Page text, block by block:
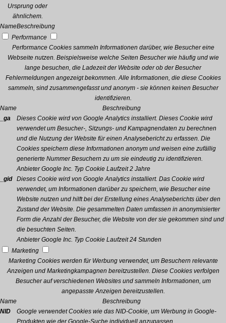
Ursprung oder
ähnlichem.
NameBeschreibung
Performance
Performance Cookies sammeln Informationen darüber, wie Besucher eine
Webseite nutzen. Beispielsweise welche Seiten Besucher wie häufig und wie
lange besuchen, die Ladezeit der Website oder ob der Besucher
Fehlermeldungen angezeigt bekommen. Alle Informationen, die diese Cookies
sammeln, sind zusammengefasst und anonym - sie können keinen Besucher
identifizieren.
Name
Beschreibung
_ga
Dieses Cookie wird von Google Analytics installiert. Dieses Cookie wird
verwendet um Besucher-, Sitzungs- und Kampagnendaten zu berechnen
und die Nutzung der Website für einen Analysebericht zu erfassen. Die
Cookies speichern diese Informationen anonym und weisen eine zufällig
generierte Nummer Besuchern zu um sie eindeutig zu identifizieren.
Anbieter Google Inc. Typ Cookie Laufzeit 2 Jahre
_gid
Dieses Cookie wird von Google Analytics installiert. Das Cookie wird
verwendet, um Informationen darüber zu speichern, wie Besucher eine
Website nutzen und hilft bei der Erstellung eines Analyseberichts über den
Zustand der Website. Die gesammelten Daten umfassen in anonymisierter
Form die Anzahl der Besucher, die Website von der sie gekommen sind und
die besuchten Seiten.
Anbieter Google Inc. Typ Cookie Laufzeit 24 Stunden
Marketing
Marketing Cookies werden für Werbung verwendet, um Besuchern relevante
Anzeigen und Marketingkampagnen bereitzustellen. Diese Cookies verfolgen
Besucher auf verschiedenen Websites und sammeln Informationen, um
angepasste Anzeigen bereitzustellen.
Name
Beschreibung
NID
Google verwendet Cookies wie das NID-Cookie, um Werbung in Google-
Produkten wie der Google-Suche individuell anzupassen.